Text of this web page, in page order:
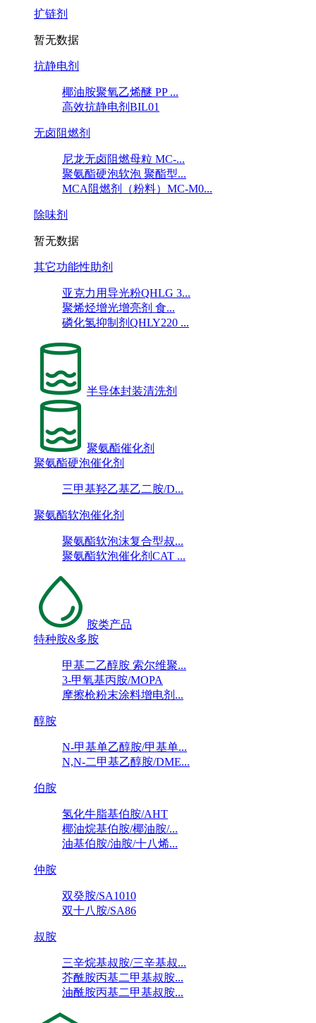
扩链剂
暂无数据
抗静电剂
椰油胺聚氧乙烯醚 PP ...
高效抗静电剂BIL01
无卤阻燃剂
尼龙无卤阻燃母粒 MC-...
聚氨酯硬泡软泡 聚酯型...
MCA阻燃剂（粉料）MC-M0...
除味剂
暂无数据
其它功能性助剂
亚克力用导光粉QHLG 3...
聚烯烃增光增亮剂 食...
磷化氢抑制剂QHLY220 ...
半导体封装清洗剂
聚氨酯催化剂
聚氨酯硬泡催化剂
三甲基羟乙基乙二胺/D...
聚氨酯软泡催化剂
聚氨酯软泡沫复合型叔...
聚氨酯软泡催化剂CAT ...
胺类产品
特种胺&多胺
甲基二乙醇胺 索尔维聚...
3-甲氧基丙胺/MOPA
摩擦枪粉末涂料增电剂...
醇胺
N-甲基单乙醇胺/甲基单...
N,N-二甲基乙醇胺/DME...
伯胺
氢化牛脂基伯胺/AHT
椰油烷基伯胺/椰油胺/...
油基伯胺/油胺/十八烯...
仲胺
双癸胺/SA1010
双十八胺/SA86
叔胺
三辛烷基叔胺/三辛基叔...
芥酰胺丙基二甲基叔胺...
油酰胺丙基二甲基叔胺...